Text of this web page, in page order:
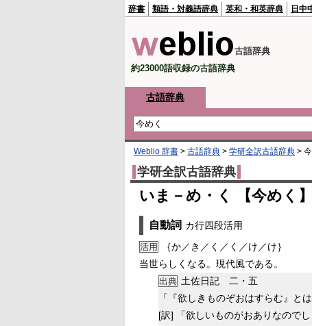
辞書 類語・対義語辞典 英和・和英辞典 日中
古語辞典
約23000語収録の古語辞典
古語辞典
Weblio 辞書 > 古語辞典 > 学研全訳古語辞典 >
学研全訳古語辞典
いま－め・く 【今めく】
自動詞 カ行四段活用
活用
｛か／き／く／く／け／け｝
当世らしくなる。現代風である。
出典 土佐日記 二・五
「『欲しきものぞおはすらむ』と
[訳] 「欲しいものがおありなので